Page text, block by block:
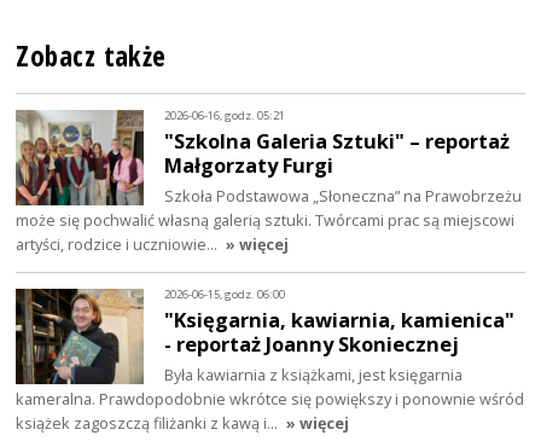
Zobacz także
2026-06-16, godz. 05:21
"Szkolna Galeria Sztuki" – reportaż
Małgorzaty Furgi
Szkoła Podstawowa „Słoneczna” na Prawobrzeżu
może się pochwalić własną galerią sztuki. Twórcami prac są miejscowi
artyści, rodzice i uczniowie… » więcej
2026-06-15, godz. 06:00
"Księgarnia, kawiarnia, kamienica"
- reportaż Joanny Skoniecznej
Była kawiarnia z książkami, jest księgarnia
kameralna. Prawdopodobnie wkrótce się powiększy i ponownie wśród
książek zagoszczą filiżanki z kawą i… » więcej